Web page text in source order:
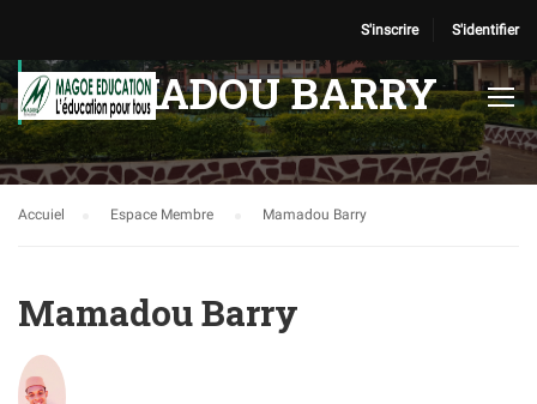
S'inscrire S'identifier
MAMADOU BARRY
Accuiel Espace Membre Mamadou Barry
Mamadou Barry